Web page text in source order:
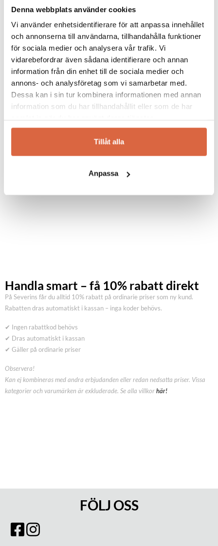
Denna webbplats använder cookies
Vi använder enhetsidentifierare för att anpassa innehållet
och annonserna till användarna, tillhandahålla funktioner
för sociala medier och analysera vår trafik. Vi
vidarebefordrar även sådana identifierare och annan
information från din enhet till de sociala medier och
annons- och analysföretag som vi samarbetar med.
Dessa kan i sin tur kombinera informationen med annan
information som du har tillhandahållit eller som de har
Tillåt alla
Anpassa
Spara mitt namn, min e-postadress och webbplats i
denna webbläsare till nästa gång jag skriver en
kommentar.
kvalitet i naturmaterial. Gazzda skapar möbler
och heminredning som både skall se bra ut för
ögat samt kännas sköna att ta i. Gazzda vill
skapa möbler för alla olika rum och stilar, de
vill hjälpa till att skapa och bygga ett hem som
människor kan vara stolta över. Produktionen
sker i Bosnien, Sarajevo med övervakning av
formgivarna Salih Teskeredzic och Mustafa
Cohadzic.
matplatsen men även sängbord och sängar.
Hitta din favorit för att skapa ditt drömhem!
Handla smart – få 10% rabatt direkt
På Severins får du alltid 10% rabatt på ordinarie priser som ny kund.
Rabatten dras automatiskt i kassan – inga koder behövs.
✔ Ingen rabattkod behövs
✔ Dras automatiskt i kassan
✔ Gäller på ordinarie priser
Observera!
Kan ej kombineras med andra erbjudanden eller redan nedsatta priser. Vissa
kategorier och varumärken är exkluderade. Se alla villkorhär!
FÖLJ OSS